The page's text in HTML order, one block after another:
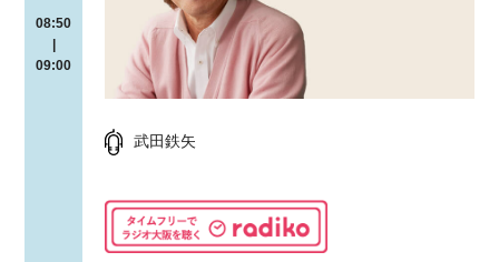
08:50
09:00
武田鉄矢